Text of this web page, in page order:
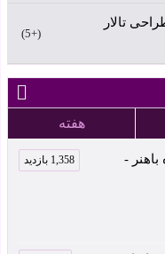
تالار
+5
هفته
- 1,358 بازدید